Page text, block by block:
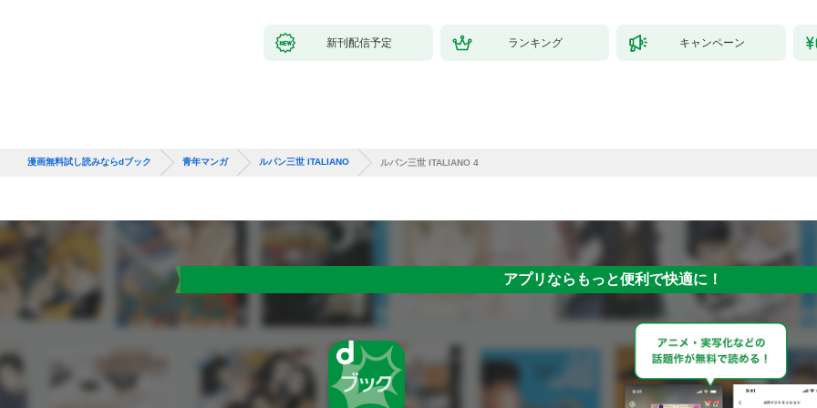
新刊配信予定 ランキング キャンペーン
漫画無料試し読みならdブック 青年マンガ ルパン三世 ITALIANO ルパン三世 ITALIANO 4
アプリならもっと便利で快適に！